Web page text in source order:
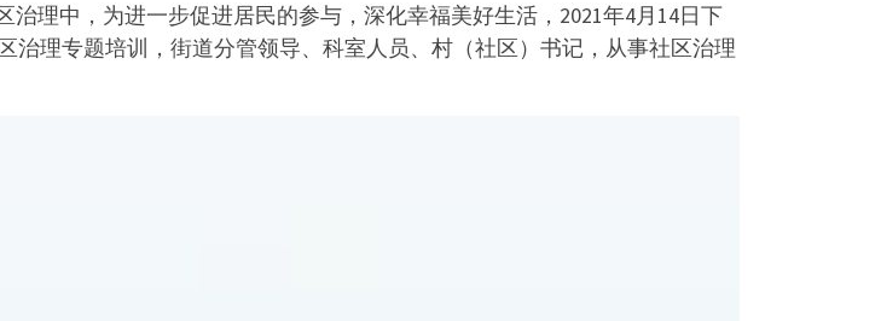
理中，为进一步促进居民的参与，深化幸福美好生活，2021年4月14日下
理专题培训，街道分管领导、科室人员、村（社区）书记，从事社区治理